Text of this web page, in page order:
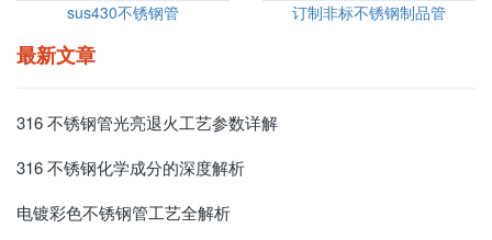
sus430不锈钢管 订制非标不锈钢制品管
最新文章
316 不锈钢管光亮退火工艺参数详解
316 不锈钢化学成分的深度解析
电镀彩色不锈钢管工艺全解析